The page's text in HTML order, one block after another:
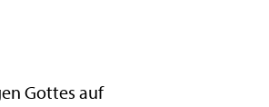
Gottes auf